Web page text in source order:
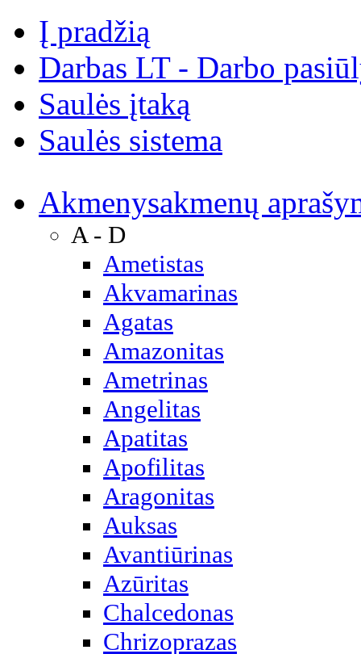
Į pradžią
Darbas LT - Darbo
Saulės įtaką
Saulės sistema
Akmenysakmenų
A - D
Ametistas
Akvamarinas
Agatas
Amazonitas
Ametrinas
Angelitas
Apatitas
Apofilitas
Aragonitas
Auksas
Avantiūrinas
Azūritas
Chalcedonas
Chrizoprazas